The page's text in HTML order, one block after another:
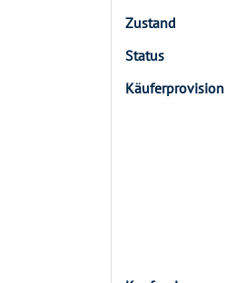
Zustand
Status
Käufer­provision